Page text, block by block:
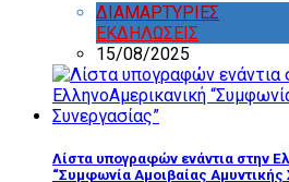
ΔΙΑΜΑΡΤΥΡΙΕΣ
ΕΚΔΗΛΩΣΕΙΣ
15/08/2025
Λίστα υπογραφών ενάντια στην
“Συμφωνία Αμοιβαίας Αμυντικής